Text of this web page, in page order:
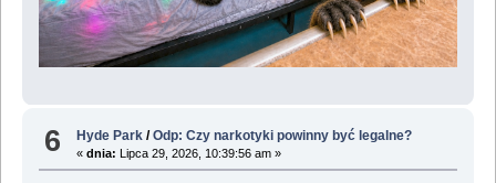
6 Hyde Park /Odp: Czy narkotyki powinny być legalne?
«dnia: Lipca 29, 2026, 10:39:56 am »